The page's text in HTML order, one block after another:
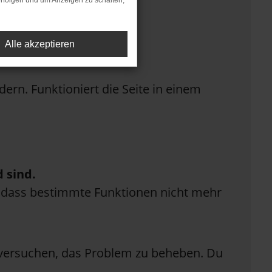
Funktioniert die Seite in einem
sind.
bestimmte Funktionen nicht mehr
das Problem zu beheben. Du
Alle akzeptieren